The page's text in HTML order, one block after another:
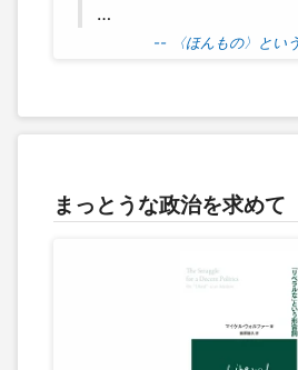
…
-- 〈ほんもの〉とい
まっとうな政治を求めて